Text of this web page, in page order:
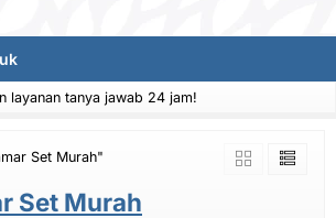
layanan tanya jawab 24 jam!
Set Murah"
Set Murah